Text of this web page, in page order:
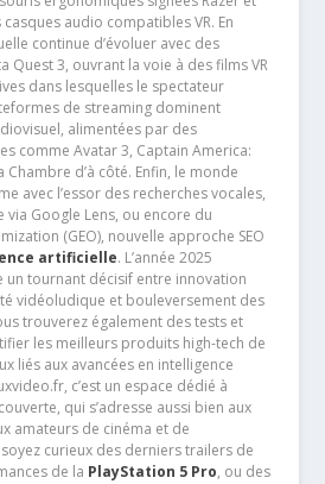
audio compatibles VR. En
continue d’évoluer avec des
Quest 3, ouvrant la voie à des films VR
dans lesquelles le spectateur
de streaming dominent
alimentées par des
comme Avatar 3, Captain America:
Chambre d’à côté. Enfin, le monde
avec l’essor des recherches vocales,
via Google Lens, ou encore du
(GEO), nouvelle approche SEO
artificielle. L’année 2025
un tournant décisif entre innovation
vidéoludique et bouleversement des
trouverez également des tests et
les meilleurs produits high-tech de
liés aux avancées en intelligence
c’est un espace dédié à
qui s’adresse aussi bien aux
amateurs de cinéma et de
curieux des derniers trailers de
de la PlayStation 5 Pro, ou des